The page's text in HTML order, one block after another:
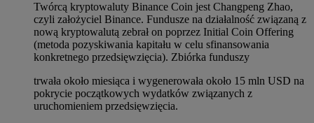
Twórcą kryptowaluty Binance Coin jest Changpeng Zhao,
czyli założyciel Binance. Fundusze na działalność związaną z
nową kryptowalutą zebrał on poprzez Initial Coin Offering
(metoda pozyskiwania kapitału w celu sfinansowania
konkretnego przedsięwzięcia). Zbiórka funduszy
trwała około miesiąca i wygenerowała około 15 mln USD na
pokrycie początkowych wydatków związanych z
uruchomieniem przedsięwzięcia.